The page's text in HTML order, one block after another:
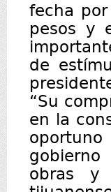
fecha
pesos y
de
“Su
en la
obras y